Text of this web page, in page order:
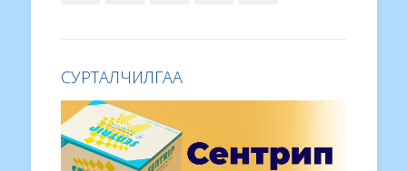
СУРТАЛЧИЛГАА